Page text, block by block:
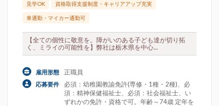
見学OK 資格取得支援制度・キャリアアップ充実
車通勤・マイカー通勤可
【全ての個性に敬意を。障がいのある子ども達が切り拓
く、ミライの可能性を】弊社は栃木県を中心...
雇用形態 正職員
応募要件
必須：幼稚園教諭免許(専修・1種・2種)、必
須：精神保健福祉士、必須：社会福祉士、い
ずれかの免許・資格で可。年齢～74歳 定年を